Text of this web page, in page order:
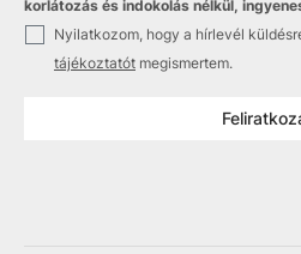
korlátozás és indokolás nélkül,
Nyilatkozom, hogy a hírlevél
tájékoztatót megismertem.